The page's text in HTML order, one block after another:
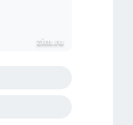
zim.ru